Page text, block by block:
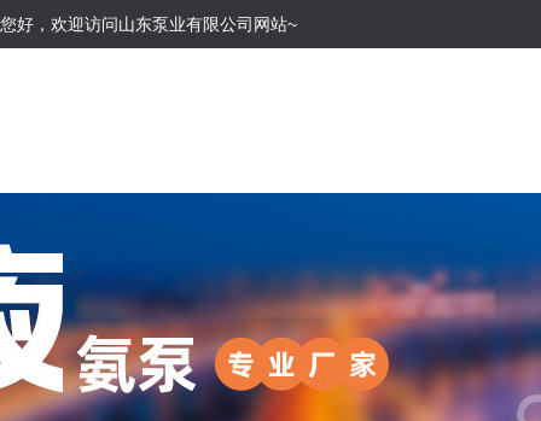
您好，欢迎访问山东泵业有限公司网站~